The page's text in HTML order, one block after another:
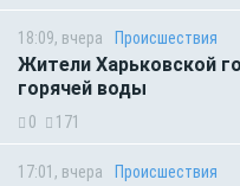
18:09, вчера Происшествия
Жители Харьковской
горячей воды
0 171
17:01, вчера Происшествия